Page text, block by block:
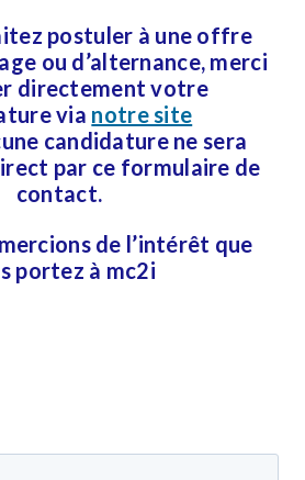
postuler à une offre
ou d’alternance, merci
directement votre
via notre site
candidature ne sera
par ce formulaire de
contact.
de l’intérêt que
portez à mc2i